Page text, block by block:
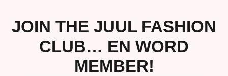
JOIN THE JUUL FASHION
CLUB… EN WORD
MEMBER!